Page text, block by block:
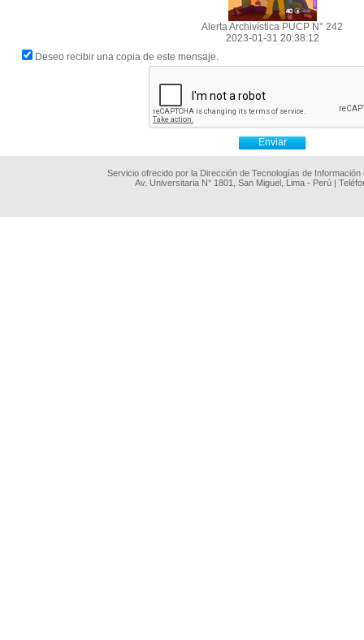
Alerta Archivística PUCP N° 242
2023-01-31 20:38:12
Deseo recibir una copia de este mensaje.
Servicio ofrecido por la Dirección de Tecnologías de
Av. Universitaria N° 1801, San Miguel, Lima - Perú |